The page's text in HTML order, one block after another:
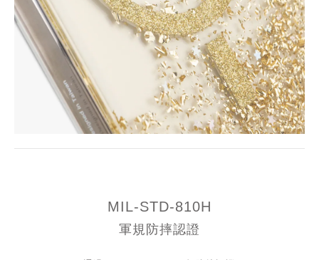
MIL-STD-810H
軍規防摔認證